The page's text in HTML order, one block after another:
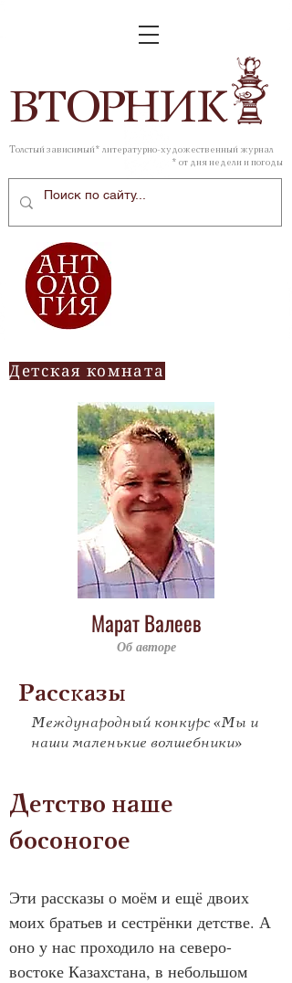
ВТОРНИК
Толстый зависимый* литературно-художественный журнал
* от дня недели и погоды
Детская комната
Марат Валеев
Об авторе
Рассказы
Международный конкурс «Мы и
наши маленькие волшебники»
Детство наше
босоногое
Эти рассказы о моём и ещё двоих
моих братьев и сестрёнки детстве. А
оно у нас проходило на северо-
востоке Казахстана, в небольшом